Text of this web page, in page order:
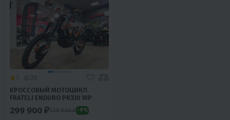
КРОССОВЫЙ МОТОЦИКЛ
FRATELI ENDURO PR330 WP
299 900 ₽329 900 ₽ -9%